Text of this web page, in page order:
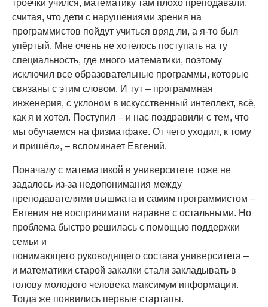
троечки учился, математику там плохо преподавали,
считая, что дети с нарушениями зрения на
программистов пойдут учиться вряд ли, а я-то был
упёртый. Мне очень не хотелось поступать на ту
специальность, где много математики, поэтому
исключил все образовательные программы, которые
связаны с этим словом. И тут – программная
инженерия, с уклоном в искусственный интеллект, всё,
как я и хотел. Поступил – и нас поздравили с тем, что
мы обучаемся на физматфаке. От чего уходил, к тому
и пришёл», – вспоминает Евгений.
Поначалу с математикой в университете тоже не
задалось из-за недопонимания между
преподавателями вышмата и самим программистом –
Евгения не воспринимали наравне с остальными. Но
проблема быстро решилась с помощью поддержки
семьи и
понимающего руководящего состава университета –
и математики старой закалки стали закладывать в
голову молодого человека максимум информации.
Тогда же появились первые стартапы.